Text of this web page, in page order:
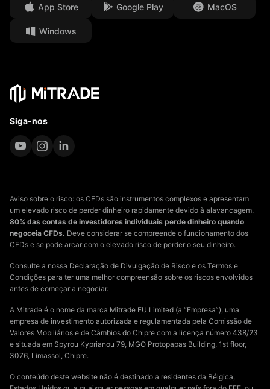
Oportunidades de carreira
Documentos legais
App Store Google Play MacOS
Windows
Siga-nos
Aviso sobre o risco: os CFDs são instrumentos complexos e apresentam
um elevado risco de perder dinheiro rapidamente devido à alavancagem.
80% das contas de investidores individuais perde dinheiro quando
negoceia CFDs. Deve considerar se compreende o funcionamento dos
CFDs e se pode arcar com o elevado risco de perder o seu dinheiro.
Consulte a nossa Declaração de Divulgação de Risco e os Termos e
Condições para ter uma melhor compreensão sobre os riscos envolvidos
antes de começar a negociar.
A Mitrade é o nome da marca Mitrade EU Limited (a “Empresa”), uma
empresa de investimento autorizada e regulamentada pela Comissão de
Valores Mobiliários e de Câmbios do Chipre com a licença número 438/23
e situada em Spyrou Kyprianou 79, MGO Protopapas Building, 1st floor,
3076, Limassol, Chipre.
O conteúdo deste website não é destinado a residentes da Bélgica,